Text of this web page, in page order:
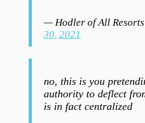
— Hodler of All
30, 2021
no, this is you
authority to deflect
is in fact centralized